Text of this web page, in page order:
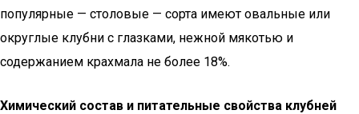
популярные — столовые — сорта имеют овальные или
округлые клубни с глазками, нежной мякотью и
содержанием крахмала не более 18%.
Химический состав и питательные свойства клубней